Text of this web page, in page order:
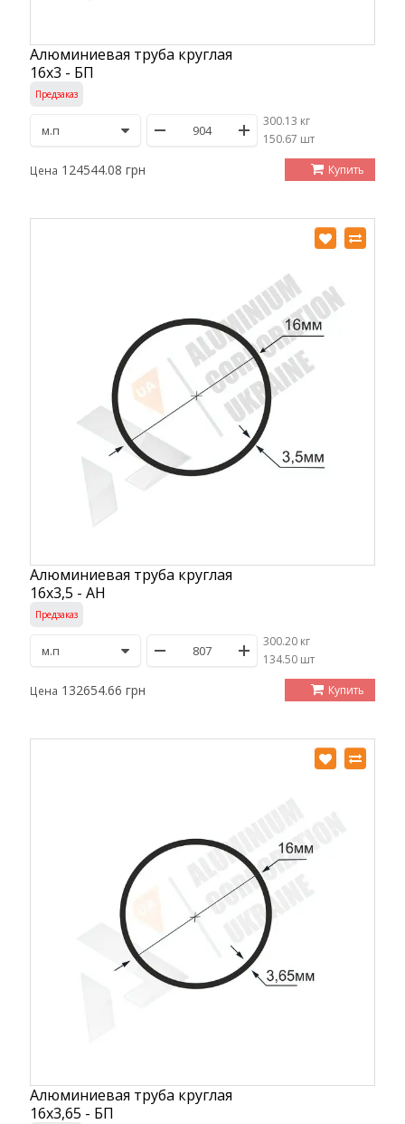
Алюминиевая труба круглая
16х3 - БП
Предзаказ
300.13 кг
/150.67 шт
Цена 124544.08 грн Купить
Алюминиевая труба круглая
16х3,5 - АН
Предзаказ
300.20 кг
/134.50 шт
Цена 132654.66 грн Купить
Алюминиевая труба круглая
16х3,65 - БП